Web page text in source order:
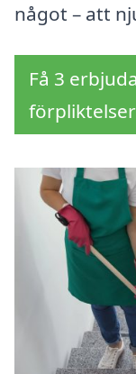
något – att
Få 3
förpliktelser